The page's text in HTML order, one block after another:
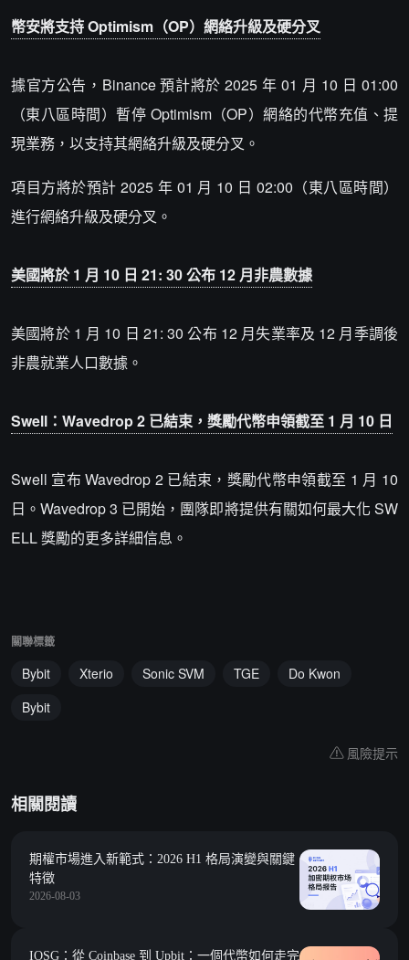
幣安將支持 Optimism（OP）網絡升級及硬分叉
據官方公告，Binance 預計將於 2025 年 01 月 10 日 01:00
（東八區時間）暫停 Optimism（OP）網絡的代幣充值、提
現業務，以支持其網絡升級及硬分叉。
項目方將於預計 2025 年 01 月 10 日 02:00（東八區時間）
進行網絡升級及硬分叉。
美國將於 1 月 10 日 21: 30 公布 12 月非農數據
美國將於 1 月 10 日 21: 30 公布 12 月失業率及 12 月季調後
非農就業人口數據。
Swell：Wavedrop 2 已結束，獎勵代幣申領截至 1 月 10 日
Swell 宣布 Wavedrop 2 已結束，獎勵代幣申領截至 1 月 10
日。Wavedrop 3 已開始，團隊即將提供有關如何最大化 SW
ELL 獎勵的更多詳細信息。
關聯標籤
Bybit Xterio Sonic SVM TGE
Do Kwon
Bybit
風險提示
相關閱讀
期權市場進入新範式：2026 H1 格局演變與關鍵
特徵
2026-08-03
IOSG：從 Coinbase 到 Upbit：一個代幣如何走完